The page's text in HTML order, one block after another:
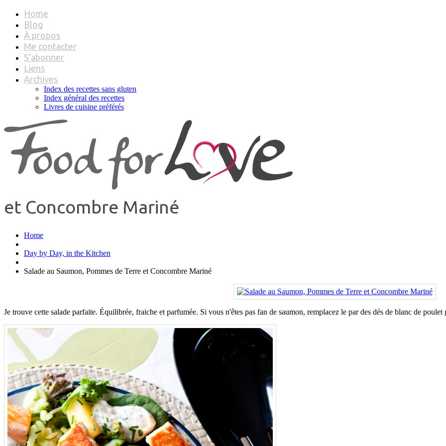
Home
Blog
À propos
Me contacter
S’abonner
Liens
Archives
Index des recettes sans gluten
Index général des recettes
Livres de cuisine préférés
et Concombre Mariné
Home
Day by Day, in the Kitchen
Salade au Saumon, Pommes de Terre et Concombre Mariné
Je trouve cette salade parfaite. Équilibrée, fraiche et parfumée. Si vous n'êtes pas fan de saumon, remplacez le par des dés de blanc de poulet